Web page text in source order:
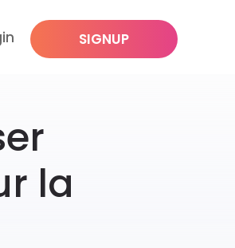
SIGNUP
la